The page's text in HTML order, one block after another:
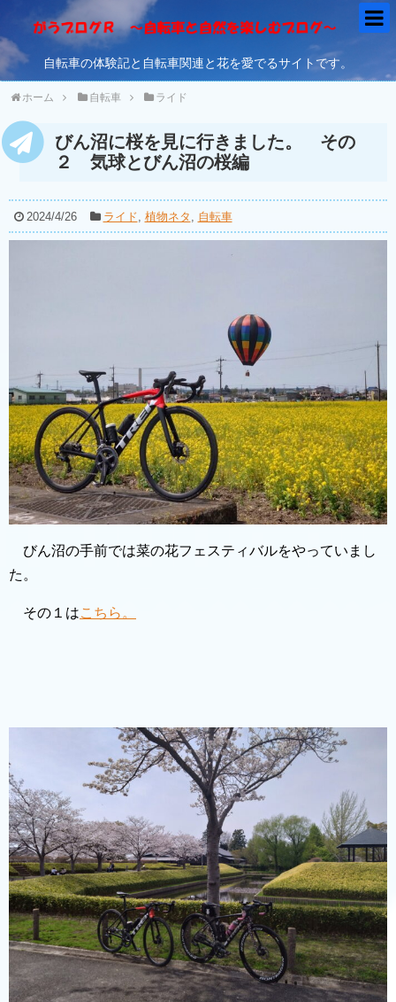
自転車の体験記と自転車関連と花を愛でるサイトです。
ホーム 自転車 ライド
びん沼に桜を見に行きました。 その
２ 気球とびん沼の桜編
2024/4/26 ライド, 植物ネタ , 自転車
びん沼の手前では菜の花フェスティバルをやっていまし
た。
その１はこちら。